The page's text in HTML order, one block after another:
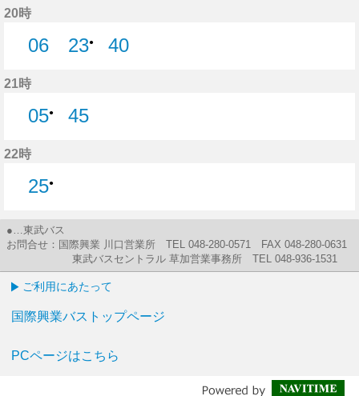
20時
06
23●
40
21時
05●
45
22時
25●
●…東武バス
お問合せ：国際興業 川口営業所 TEL 048-280-0571 FAX 048-280-0631
東武バスセントラル 草加営業事務所 TEL 048-936-1531
ご利用にあたって
国際興業バストップページ
PCページはこちら